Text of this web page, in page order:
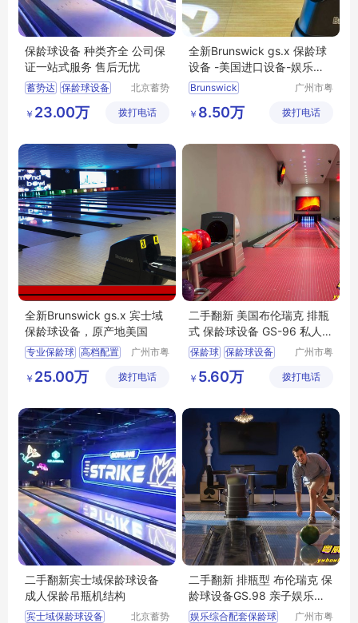
保龄球设备 种类齐全 公司保
证一站式服务 售后无忧
蓄势达 保龄球设备
儿童保龄球 保龄球
北京蓄势
限公司
￥ 23.00万 拨打电话
全新Brunswick gs.x 保龄球
设备 -美国进口设备-娱乐配
套
Brunswick
娱乐城配套
广州市粤
备有限公
￥ 8.50万 拨打电话
全新Brunswick gs.x 宾士域
保龄球设备，原产地美国
专业保龄球 高档配置
大型保龄球场
广州市粤
备有限公
￥ 25.00万 拨打电话
二手翻新 美国布伦瑞克 排瓶
式 保龄球设备 GS-96 私人会
所保龄球
保龄球 保龄球设备
二手翻新保龄球设备
广州市粤
备有限公
￥ 5.60万 拨打电话
二手翻新宾士域保龄球设备
成人保龄吊瓶机结构
宾士域保龄球设备 北京蓄势
二手翻新 排瓶型 布伦瑞克 保
龄球设备GS.98 亲子娱乐项
目配套
娱乐综合配套保龄球 广州市粤